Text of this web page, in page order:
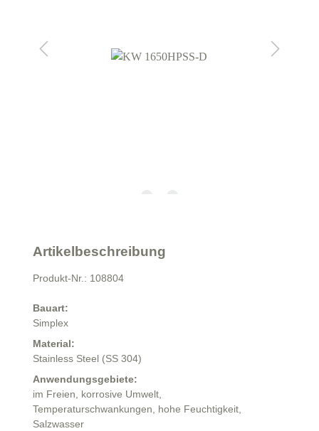
Artikelbeschreibung
Produkt-Nr.: 108804
Bauart:
Simplex
Material:
Stainless Steel (SS 304)
Anwendungsgebiete:
im Freien, korrosive Umwelt,
Temperaturschwankungen, hohe Feuchtigkeit,
Salzwasser